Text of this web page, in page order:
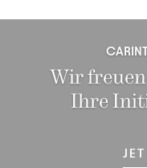
Wir
Ihre